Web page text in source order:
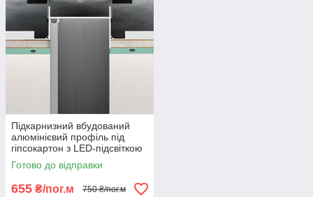
Підкарнизний вбудований
алюмінієвий профіль під
гіпсокартон з LED-підсвіткою
Sintezal KAPL,
80х42x3000мм.
Готово до відправки
655 ₴/пог.м 750 ₴/пог.м